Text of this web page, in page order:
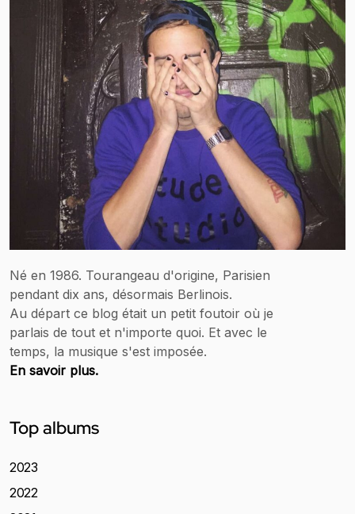
Né en 1986. Tourangeau d'origine, Parisien
pendant dix ans, désormais Berlinois.
Au départ ce blog était un petit foutoir où je
parlais de tout et n'importe quoi. Et avec le
temps, la musique s'est imposée.
En savoir plus.
Top albums
2023
2022